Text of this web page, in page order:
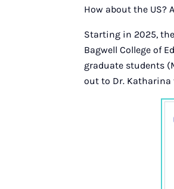
How about the US?
Starting in 2025,
Bagwell College of
graduate students
out to Dr. Katharina